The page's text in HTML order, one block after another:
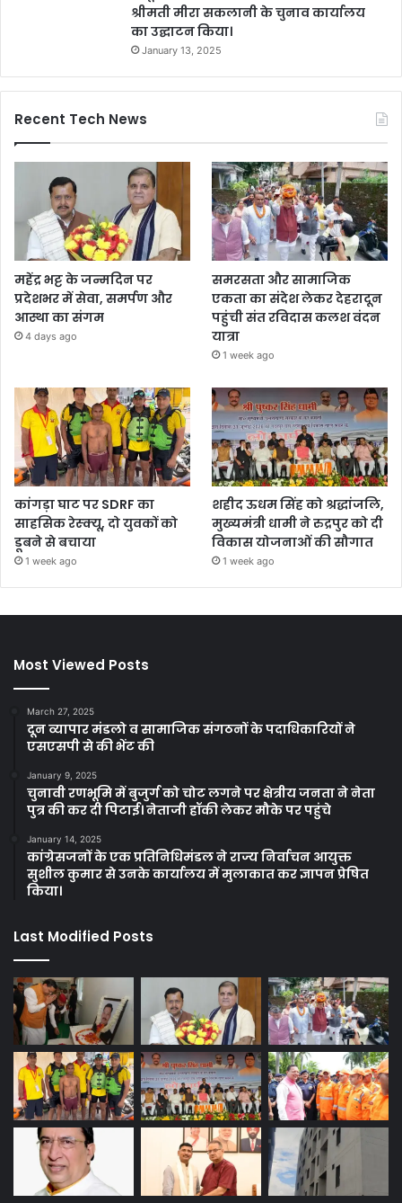
श्रीमती मीरा सकलानी के चुनाव कार्यालय
का उद्घाटन किया।
January 13, 2025
Recent Tech News
महेंद्र भट्ट के जन्मदिन पर
प्रदेशभर में सेवा, समर्पण और
आस्था का संगम
4 days ago
समरसता और सामाजिक
एकता का संदेश लेकर देहरादून
पहुंची संत रविदास कलश वंदन
यात्रा
1 week ago
कांगड़ा घाट पर SDRF का
साहसिक रेस्क्यू, दो युवकों को
डूबने से बचाया
1 week ago
शहीद ऊधम सिंह को श्रद्धांजलि,
मुख्यमंत्री धामी ने रुद्रपुर को दी
विकास योजनाओं की सौगात
1 week ago
Most Viewed Posts
March 27, 2025
दून व्यापार मंडलो व सामाजिक संगठनों के पदाधिकारियों ने
एसएसपी से की भेंट की
January 9, 2025
चुनावी रणभूमि में बुजुर्ग को चोट लगने पर क्षेत्रीय जनता ने नेता
पुत्र की कर दी पिटाई। नेताजी हॉकी लेकर मौके पर पहुंचे
January 14, 2025
कांग्रेसजनों के एक प्रतिनिधिमंडल ने राज्य निर्वाचन आयुक्त
सुशील कुमार से उनके कार्यालय में मुलाकात कर ज्ञापन प्रेषित
किया।
Last Modified Posts